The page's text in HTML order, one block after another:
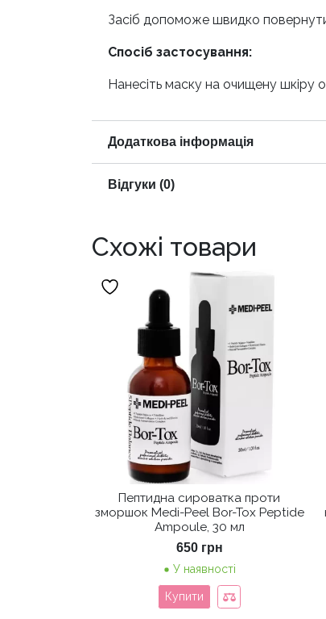
Засіб допоможе швидко повернути
Спосіб застосування:
Нанесіть маску на очищену шкіру
Додаткова інформація
Відгуки (0)
Схожі товари
Пептидна сироватка проти
зморшок Medi-Peel Bor-Tox Peptide
Ampoule, 30 мл
650 грн
У наявності
Купити